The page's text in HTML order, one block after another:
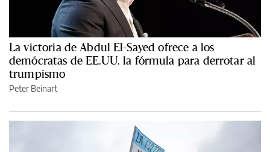
La victoria de Abdul El-Sayed ofrece a los
demócratas de EE.UU. la fórmula para derrotar al
trumpismo
Peter Beinart